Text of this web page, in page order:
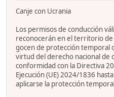
Canje con Ucrania
Los permisos de conducción
reconocerán en el territorio
gocen de protección temporal
virtud del derecho nacional de
conformidad con la Directiva
Ejecución (UE) 2024/1836
aplicarse la protección